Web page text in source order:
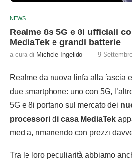
NEWS
Realme 8s 5G e 8i ufficiali
MediaTek e grandi batterie
a cura di Michele Ingelido 9
Realme da nuova linfa alla fascia
due smartphone: uno con 5G,
5G e 8i portano sul mercato dei
processori di casa MediaTek
media, rimanendo con prezzi
Tra le loro peculiarità abbiamo